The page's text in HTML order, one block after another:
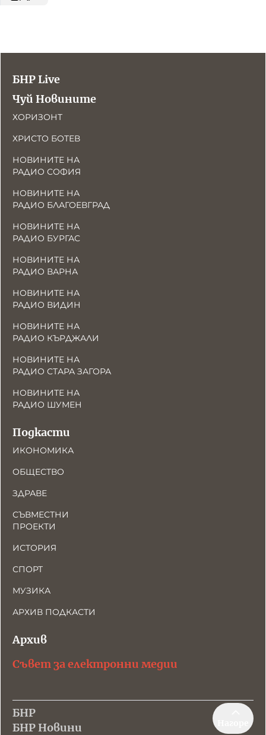
БНР Live
Чуй Новините
ХОРИЗОНТ
ХРИСТО БОТЕВ
НОВИНИТЕ НА
РАДИО СОФИЯ
НОВИНИТЕ НА
РАДИО БЛАГОЕВГРАД
НОВИНИТЕ НА
РАДИО БУРГАС
НОВИНИТЕ НА
РАДИО ВАРНА
НОВИНИТЕ НА
РАДИО ВИДИН
НОВИНИТЕ НА
РАДИО КЪРДЖАЛИ
НОВИНИТЕ НА
РАДИО СТАРА ЗАГОРА
НОВИНИТЕ НА
РАДИО ШУМЕН
Подкасти
ИКОНОМИКА
ОБЩЕСТВО
ЗДРАВЕ
СЪВМЕСТНИ
ПРОЕКТИ
ИСТОРИЯ
СПОРТ
МУЗИКА
АРХИВ ПОДКАСТИ
Архив
Съвет за електронни медии
БНР
БНР Новини